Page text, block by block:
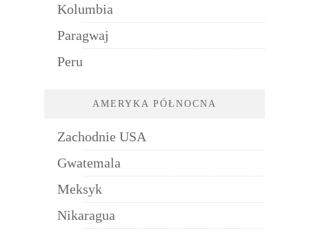
Kolumbia
Paragwaj
Peru
AMERYKA PÓŁNOCNA
Zachodnie USA
Gwatemala
Meksyk
Nikaragua